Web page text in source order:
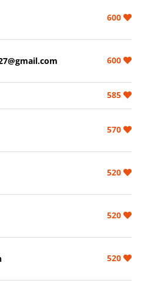
600
600
585
570
520
520
520